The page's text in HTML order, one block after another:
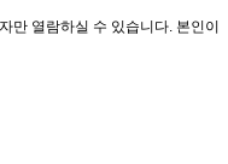
만 열람하실 수 있습니다. 본인이